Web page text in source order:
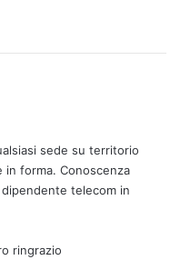
sede su territorio
in forma. Conoscenza
telecom in
ringrazio